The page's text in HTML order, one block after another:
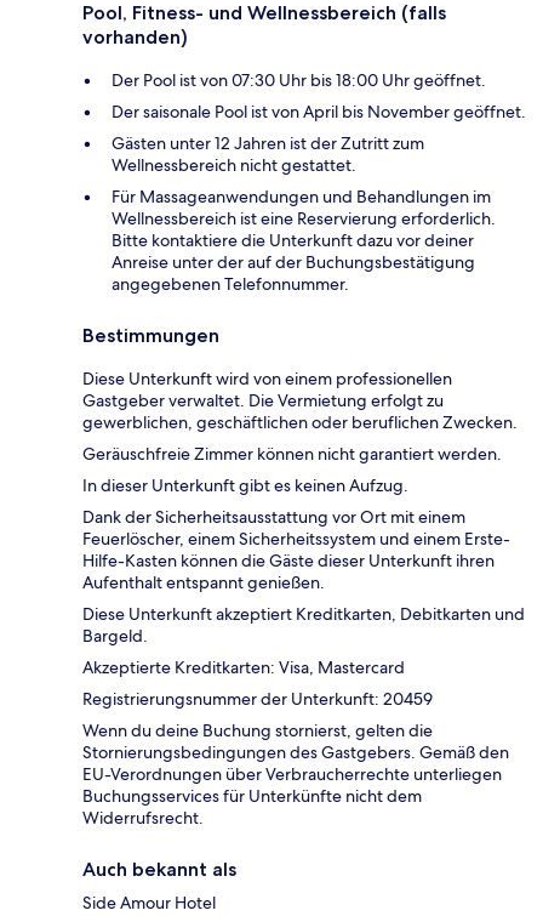
Pool, Fitness- und Wellnessbereich (falls
vorhanden)
Der Pool ist von 07:30 Uhr bis 18:00 Uhr geöffnet.
Der saisonale Pool ist von April bis November geöffnet.
Gästen unter 12 Jahren ist der Zutritt zum
Wellnessbereich nicht gestattet.
Für Massageanwendungen und Behandlungen im
Wellnessbereich ist eine Reservierung erforderlich.
Bitte kontaktiere die Unterkunft dazu vor deiner
Anreise unter der auf der Buchungsbestätigung
angegebenen Telefonnummer.
Bestimmungen
Diese Unterkunft wird von einem professionellen
Gastgeber verwaltet. Die Vermietung erfolgt zu
gewerblichen, geschäftlichen oder beruflichen Zwecken.
Geräuschfreie Zimmer können nicht garantiert werden.
In dieser Unterkunft gibt es keinen Aufzug.
Dank der Sicherheitsausstattung vor Ort mit einem
Feuerlöscher, einem Sicherheitssystem und einem Erste-
Hilfe-Kasten können die Gäste dieser Unterkunft ihren
Aufenthalt entspannt genießen.
Diese Unterkunft akzeptiert Kreditkarten, Debitkarten und
Bargeld.
Akzeptierte Kreditkarten: Visa, Mastercard
Registrierungsnummer der Unterkunft: 20459
Wenn du deine Buchung stornierst, gelten die
Stornierungsbedingungen des Gastgebers. Gemäß den
EU-Verordnungen über Verbraucherrechte unterliegen
Buchungsservices für Unterkünfte nicht dem
Widerrufsrecht.
Auch bekannt als
Side Amour Hotel